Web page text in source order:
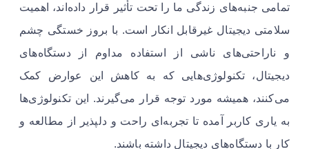
تمامی جنبه‌های زندگی ما را تحت تأثیر قرار داده‌اند، اهمیت
سلامتی دیجیتال غیرقابل انکار است. با بروز خستگی چشم
و ناراحتی‌های ناشی از استفاده مداوم از دستگاه‌های
دیجیتال، تکنولوژی‌هایی که به کاهش این عوارض کمک
می‌کنند، همیشه مورد توجه قرار می‌گیرند. این تکنولوژی‌ها
به یاری کاربر آمده تا تجربه‌ای راحت و دلپذیر از مطالعه و
کار با دستگاه‌های دیجیتال داشته باشند.